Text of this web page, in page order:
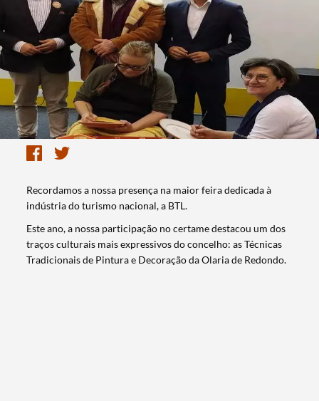
Recordamos a nossa presença na maior feira dedicada à
indústria do turismo nacional, a BTL.
Este ano, a nossa participação no certame destacou um dos
traços culturais mais expressivos do concelho: as Técnicas
Tradicionais de Pintura e Decoração da Olaria de Redondo.